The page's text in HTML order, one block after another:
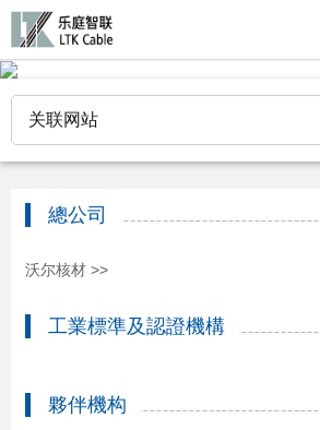
关联网站
總公司
沃尔核材 >>
工業標準及認證機構
夥伴機构